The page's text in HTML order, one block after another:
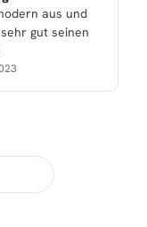
aus und
gut seinen